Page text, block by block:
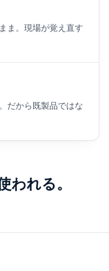
ま。現場が覚え直す
だから既製品ではな
われる。